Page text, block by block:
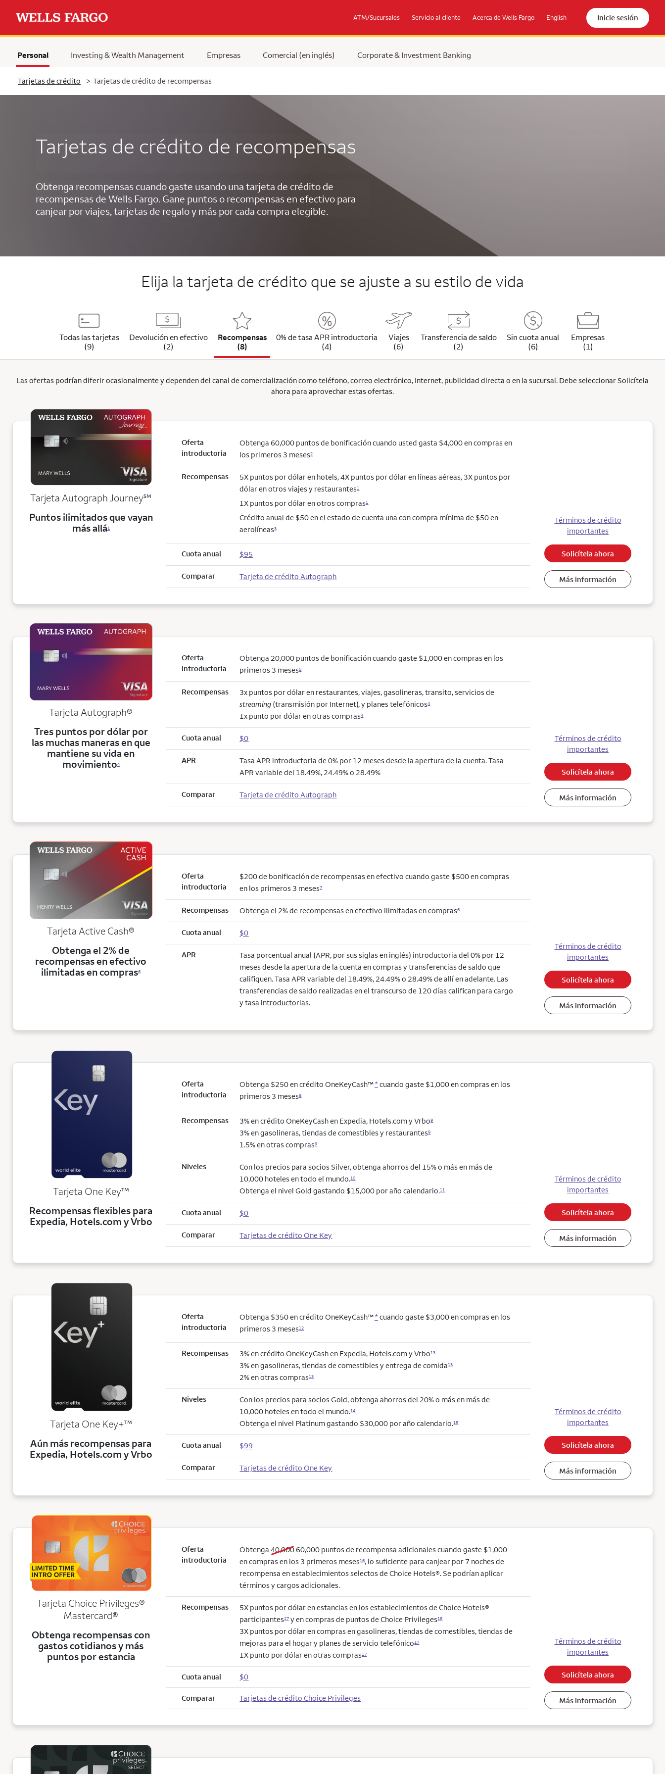
ATM/Sucursales Servicio al cliente Acerca de Wells Fargo English Inicie sesión
Personal Investing & Wealth Management Empresas Comercial (en inglés) Corporate & Investment Banking
Tarjetas de crédito > Tarjetas de crédito de recompensas
Tarjetas de crédito de recompensas
Obtenga recompensas cuando gaste usando una tarjeta de crédito de
recompensas de Wells Fargo. Gane puntos o recompensas en efectivo para
canjear por viajes, tarjetas de regalo y más por cada compra elegible.
Elija la tarjeta de crédito que se ajuste a su estilo de vida
Todas las tarjetas
(9)
Devolución en efectivo
(2)
Recompensas
(8)
0% de tasa APR introductoria
(4)
Viajes
(6)
Transferencia de saldo
(2)
Sin cuota anual
(6)
Empresas
(1)
Las ofertas podrían diferir ocasionalmente y dependen del canal de comercialización como teléfono, correo electrónico, Internet, publicidad directa o en la sucursal. Debe seleccionar Solicítela
ahora para aprovechar estas ofertas.
Tarjeta Autograph Journeyservice mark
℠
Puntos ilimitados que vayan
más allá1
Oferta
introductoria
Obtenga 60,000 puntos de bonificación cuando usted gasta $4,000 en compras en
los primeros 3 meses2
Recompensas
5X puntos por dólar en hotels, 4X puntos por dólar en líneas aéreas, 3X puntos por
dólar en otros viajes y restaurantes1
1X puntos por dólar en otros compras1
Crédito anual de $50 en el estado de cuenta una con compra mínima de $50 en
aerolíneas3
Cuota anual $95
Comparar Tarjeta de crédito Autograph
Términos de crédito
importantes
Solicítela ahora
Más información
TarjetaAutograph®
Tres puntos por dólar por
las muchas maneras en que
mantiene su vida en
movimiento4
Oferta
introductoria
Obtenga 20,000 puntos de bonificación cuando gaste $1,000 en compras en los
primeros 3 meses5
Recompensas
3x puntos por dólar en restaurantes, viajes, gasolineras, transito, servicios de
streaming (transmisión por Internet), y planes telefónicos4
1x punto por dólar en otras compras4
Cuota anual $0
APR
Tasa APR introductoria de 0% por 12 meses desde la apertura de la cuenta. Tasa
APR variable del 18.49%, 24.49% o 28.49%
Comparar Tarjeta de crédito Autograph
Términos de crédito
importantes
Solicítela ahora
Más información
Tarjeta Active Cash®
Obtenga el 2% de
recompensas en efectivo
ilimitadas en compras6
Oferta
introductoria
$200 de bonificación de recompensas en efectivo cuando gaste $500 en compras
en los primeros 3 meses7
Recompensas Obtenga el 2% de recompensas en efectivo ilimitadas en compras6
Cuota anual $0
APR
Tasa porcentual anual (APR, por sus siglas en inglés) introductoria del 0% por 12
meses desde la apertura de la cuenta en compras y transferencias de saldo que
califiquen. Tasa APR variable del 18.49%, 24.49% o 28.49% de allí en adelante. Las
transferencias de saldo realizadas en el transcurso de 120 días califican para cargo
y tasa introductorias.
Términos de crédito
importantes
Solicítela ahora
Más información
Tarjeta One Keytrademark
™
Recompensas flexibles para
Expedia, Hotels.com y Vrbo
Oferta
introductoria
Obtenga $250 en crédito OneKeyCash™* cuando gaste $1,000 en compras en los
primeros 3 meses8
Recompensas 3% en crédito OneKeyCash en Expedia, Hotels.com y Vrbo9
3% en gasolineras, tiendas de comestibles y restaurantes9
1.5% en otras compras9
Niveles
Con los precios para socios Silver, obtenga ahorros del 15% o más en más de
10,000 hoteles en todo el mundo.10
Obtenga el nivel Gold gastando $15,000 por año calendario.11
Cuota anual $0
Comparar Tarjetas de crédito One Key
Términos de crédito
importantes
Solicítela ahora
Más información
Tarjeta One Key+trademark
™
Aún más recompensas para
Expedia, Hotels.com y Vrbo
Oferta
introductoria
Obtenga $350 en crédito OneKeyCash™* cuando gaste $3,000 en compras en los
primeros 3 meses12
Recompensas 3% en crédito OneKeyCash en Expedia, Hotels.com y Vrbo13
3% en gasolineras, tiendas de comestibles y entrega de comida13
2% en otras compras13
Niveles
Con los precios para socios Gold, obtenga ahorros del 20% o más en más de
10,000 hoteles en todo el mundo.14
Obtenga el nivel Platinum gastando $30,000 por año calendario.15
Cuota anual $99
Comparar Tarjetas de crédito One Key
Términos de crédito
importantes
Solicítela ahora
Más información
Tarjeta Choice Privileges®
Mastercard®
Obtenga recompensas con
gastos cotidianos y más
puntos por estancia
Oferta
introductoria
Obtenga40,000old bonus
60,000new bonus
puntos de recompensa adicionales cuando gaste $1,000
en compras en los 3 primeros meses16, lo suficiente para canjear por 7 noches de
recompensa en establecimientos selectos de Choice Hotels®. Se podrían aplicar
términos y cargos adicionales.
Recompensas
5X puntos por dólar en estancias en los establecimientos de Choice Hotels®
participantes17y en compras de puntos de Choice Privileges18
3X puntos por dólar en compras en gasolineras, tiendas de comestibles, tiendas de
mejoras para el hogar y planes de servicio telefónico17
1X punto por dólar en otras compras17
Cuota anual $0
Comparar Tarjetas de crédito Choice Privileges
Términos de crédito
importantes
Solicítela ahora
Más información